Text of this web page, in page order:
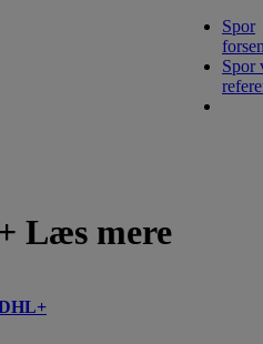
Læs mere
Spor
Spor